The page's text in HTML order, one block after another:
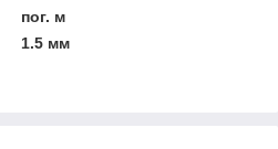
пог. м
1.5 мм